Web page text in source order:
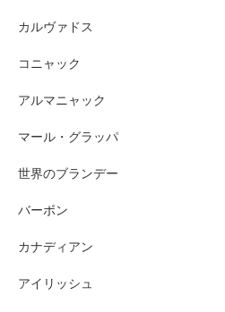
カルヴァドス
コニャック
アルマニャック
マール・グラッパ
世界のブランデー
バーボン
カナディアン
アイリッシュ